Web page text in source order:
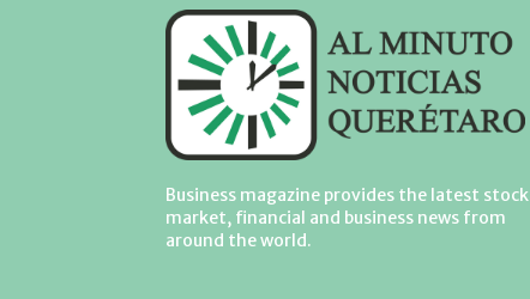
Business magazine provides the latest stock
market, financial and business news from
around the world.